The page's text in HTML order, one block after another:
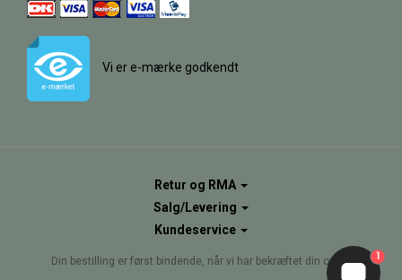
Vi er e-mærke godkendt
Retur og RMA
Salg/Levering
Kundeservice
Din bestilling er først bindende, når vi har bekræftet din ordre. 1